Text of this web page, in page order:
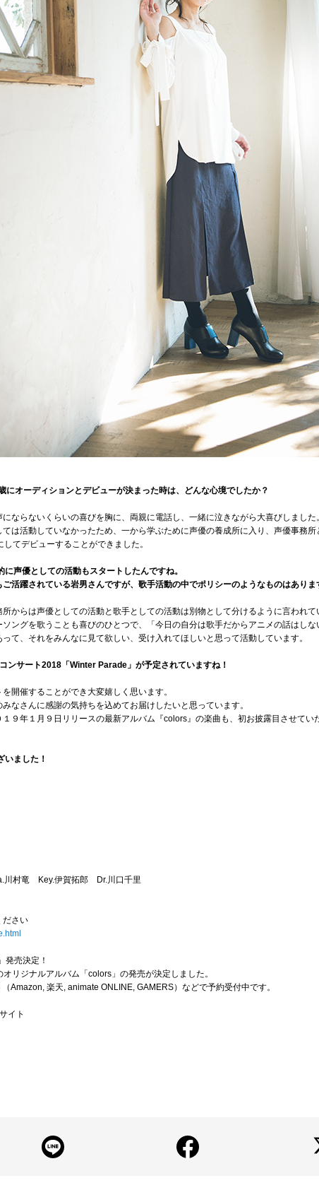
オーディションとデビューが決まった時は、どんな心境でしたか？
ならないくらいの喜びを胸に、両親に電話し、一緒に泣きながら大喜びしました。
は活動していなかったため、一から学ぶために声優の養成所に入り、声優事務所
てデビューすることができました。
声優としての活動もスタートしたんですね。
活躍されている岩男さんですが、歌手活動の中でポリシーのようなものはありま
からは声優としての活動と歌手としての活動は別物として分けるように言われて
ングを歌うことも喜びのひとつで、「今日の自分は歌手だからアニメの話はし
て、それをみんなに見て欲しい、受け入れてほしいと思って活動しています。
サート2018「Winter Parade」が予定されていますね！
開催することができ大変嬉しく思います。
なさんに感謝の気持ちを込めてお届けしたいと思っています。
９年１月９日リリースの最新アルバム『colors』の楽曲も、初お披露目させて
ました！
村竜 Key.伊賀拓郎 Dr.川口千里
ださい
発売決定！
リジナルアルバム「colors」の発売が決定しました。
Amazon, 楽天, animate ONLINE, GAMERS）などで予約受付中です。
イト